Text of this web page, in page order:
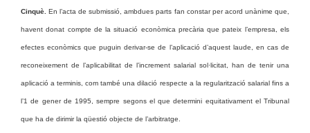
Cinquè. En l’acta de submissió, ambdues parts fan constar per acord unànime que,
havent donat compte de la situació econòmica precària que pateix l’empresa, els
efectes econòmics que puguin derivar-se de l’aplicació d’aquest laude, en cas de
reconeixement de l’aplicabilitat de l’increment salarial sol·licitat, han de tenir una
aplicació a terminis, com també una dilació respecte a la regularització salarial fins a
l’1 de gener de 1995, sempre segons el que determini equitativament el Tribunal
que ha de dirimir la qüestió objecte de l’arbitratge.